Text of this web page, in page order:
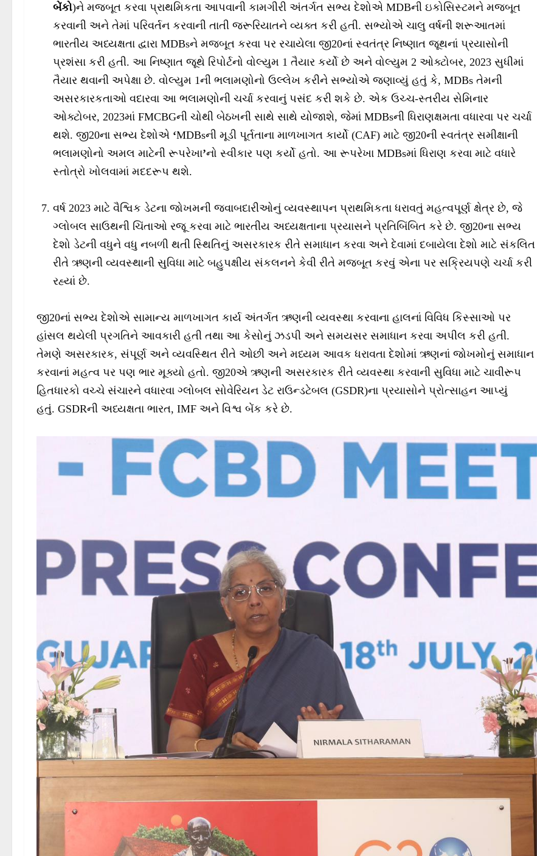
બેંકો)ને મજબૂત કરવા પ્રાથમિકતા આપવાની કામગીરી અંતર્ગત સભ્ય દેશોએ MDBની ઇકોસિસ્ટમને મજબૂત
કરવાની અને તેમાં પરિવર્તન કરવાની તાતી જરૂરિયાતને વ્યક્ત કરી હતી. સભ્યોએ ચાલુ વર્ષની શરૂઆતમાં
ભારતીય અધ્યક્ષતા દ્વારા MDBsને મજબૂત કરવા પર રચાયેલા જી20નાં સ્વતંત્ર નિષ્ણાત જૂથનાં પ્રયાસોની
પ્રશંસા કરી હતી. આ નિષ્ણાત જૂથે રિપોર્ટનો વોલ્યુમ 1 તૈયાર કર્યો છે અને વોલ્યુમ 2 ઓક્ટોબર, 2023 સુધીમાં
તૈયાર થવાની અપેક્ષા છે. વોલ્યુમ 1ની ભલામણોનો ઉલ્લેખ કરીને સભ્યોએ જણાવ્યું હતું કે, MDBs તેમની
અસરકારકતાઓ વદારવા આ ભલામણોની ચર્ચા કરવાનું પસંદ કરી શકે છે. એક ઉચ્ચ-સ્તરીય સેમિનાર
ઓક્ટોબર, 2023માં FMCBGની ચોથી બેઠખની સાથે સાથે યોજાશે, જેમાં MDBsની ધિરાણક્ષમતા વધારવા પર ચર્ચા
થશે. જી20ના સભ્ય દેશોએ ‘MDBsની મૂડી પૂર્તતાના માળખાગત કાર્યો (CAF) માટે જી20ની સ્વતંત્ર સમીક્ષાની
ભલામણોનો અમલ માટેની રૂપરેખા’નો સ્વીકાર પણ કર્યો હતો. આ રૂપરેખા MDBsમાં ધિરાણ કરવા માટે વધારે
સ્તોત્રો ખોલવામાં મદદરૂપ થશે.
વર્ષ 2023 માટે વૈશ્વિક ડેટના જોખમની જવાબદારીઓનું વ્યવસ્થાપન પ્રાથમિકતા ધરાવતું મહત્વપૂર્ણ ક્ષેત્ર છે, જે
ગ્લોબલ સાઉથની ચિંતાઓ રજૂ કરવા માટે ભારતીય અધ્યક્ષતાના પ્રયાસને પ્રતિબિંબિત કરે છે. જી20ના સભ્ય
દેશો ડેટની વધુને વધુ નબળી થતી સ્થિતિનું અસરકારક રીતે સમાધાન કરવા અને દેવામાં દબાયેલા દેશો માટે સંકલિત
રીતે ઋણની વ્યવસ્થાની સુવિધા માટે બહુપક્ષીય સંકલનને કેવી રીતે મજબૂત કરવું એના પર સક્રિયપણે ચર્ચા કરી
રહ્યાં છે.
જી20નાં સભ્ય દેશોએ સામાન્ય માળખાગત કાર્ય અંતર્ગત ઋણની વ્યવસ્થા કરવાના હાલનાં વિવિધ કિસ્સાઓ પર
હાંસલ થયેલી પ્રગતિને આવકારી હતી તથા આ કેસોનું ઝડપી અને સમયસર સમાધાન કરવા અપીલ કરી હતી.
તેમણે અસરકારક, સંપૂર્ણ અને વ્યવસ્થિત રીતે ઓછી અને મધ્યમ આવક ધરાવતા દેશોમાં ઋણનાં જોખમોનું સમાધાન
કરવાનાં મહત્વ પર પણ ભાર મૂક્યો હતો. જી20એ ઋણની અસરકારક રીતે વ્યવસ્થા કરવાની સુવિધા માટે ચાવીરૂપ
હિતધારકો વચ્ચે સંચારને વધારવા ગ્લોબલ સોવેરિયન ડેટ રાઉન્ડટેબલ (GSDR)ના પ્રયાસોને પ્રોત્સાહન આપ્યું
હતું. GSDRની અધ્યક્ષતા ભારત, IMF અને વિશ્વ બેંક કરે છે.